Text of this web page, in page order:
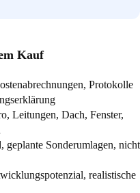
Kauf
Protokolle
Leitungen, Dach, Fenster,
geplante Sonderumlagen, nicht
realistische